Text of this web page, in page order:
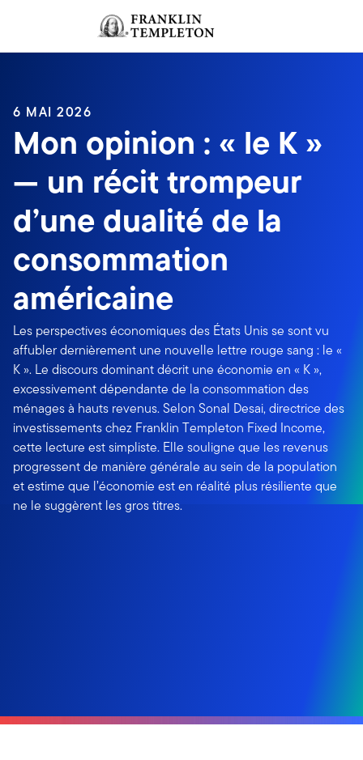
Header menu toggle
Ouverture de session
6 MAI 2026
Mon opinion : « le K »
— un récit trompeur
d’une dualité de la
consommation
américaine
Les perspectives économiques des États Unis se sont vu
affubler dernièrement une nouvelle lettre rouge sang : le «
K ». Le discours dominant décrit une économie en « K »,
excessivement dépendante de la consommation des
ménages à hauts revenus. Selon Sonal Desai, directrice des
investissements chez Franklin Templeton Fixed Income,
cette lecture est simpliste. Elle souligne que les revenus
progressent de manière générale au sein de la population
et estime que l’économie est en réalité plus résiliente que
ne le suggèrent les gros titres.